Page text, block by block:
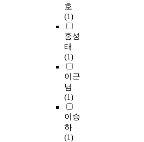
호
(1)
홍성
태
(1)
이근
님
(1)
이승
하
(1)